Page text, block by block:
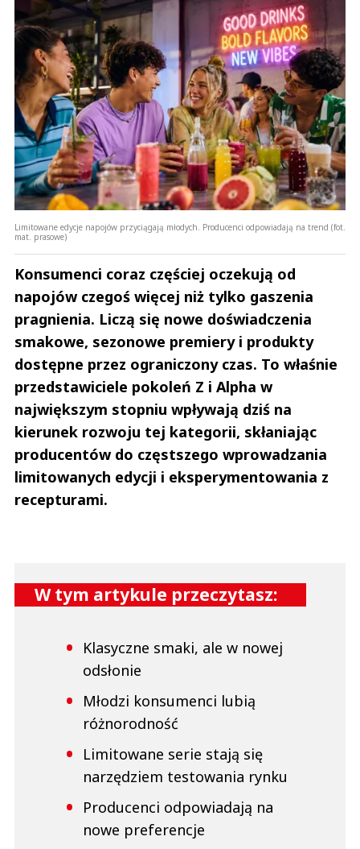
Limitowane edycje napojów przyciągają młodych. Producenci odpowiadają na trend (fot.
mat. prasowe)
Konsumenci coraz częściej oczekują od
napojów czegoś więcej niż tylko gaszenia
pragnienia. Liczą się nowe doświadczenia
smakowe, sezonowe premiery i produkty
dostępne przez ograniczony czas. To właśnie
przedstawiciele pokoleń Z i Alpha w
największym stopniu wpływają dziś na
kierunek rozwoju tej kategorii, skłaniając
producentów do częstszego wprowadzania
limitowanych edycji i eksperymentowania z
recepturami.
W tym artykule przeczytasz:
Klasyczne smaki, ale w nowej
odsłonie
Młodzi konsumenci lubią
różnorodność
Limitowane serie stają się
narzędziem testowania rynku
Producenci odpowiadają na
nowe preferencje